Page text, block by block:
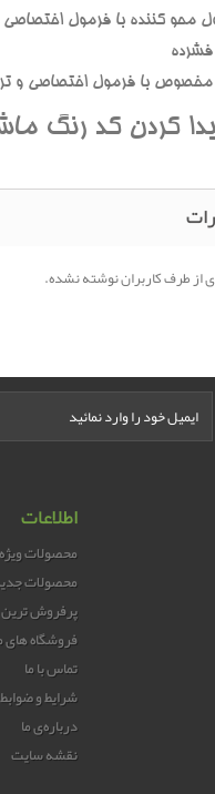
محو کننده با فرمول
با فرمول اختصاصي و
کردن کد رنگ
از طرف کاربران نوشته نشده.
اطلاعات
محصولات ویژه
محصولات
پرفروش
فروشگاه های
تماس با ما
شرایط و
درباره‌ی ما
نقشه سایت